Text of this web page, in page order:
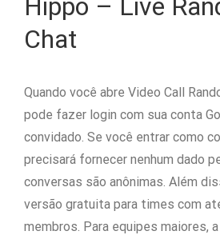
Hippo – Live
Chat
Quando você abre Video Call
pode fazer login com sua conta
convidado. Se você entrar como
precisará fornecer nenhum dado
conversas são anônimas. Além
versão gratuita para times com
membros. Para equipes maiores,